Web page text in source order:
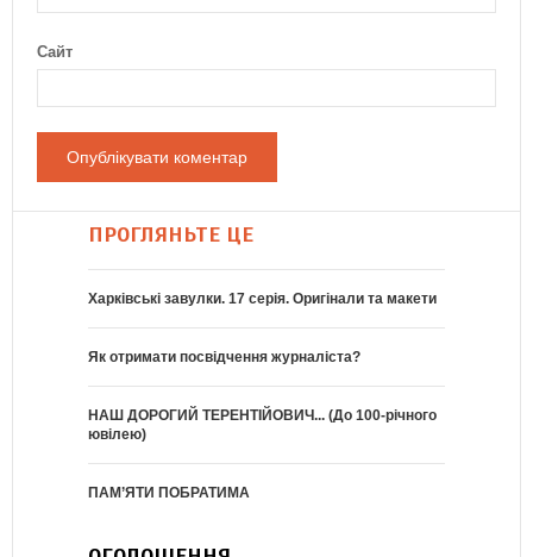
Сайт
ПРОГЛЯНЬТЕ ЦЕ
Харківські завулки. 17 серія. Оригінали та макети
Як отримати посвідчення журналіста?
НАШ ДОРОГИЙ ТЕРЕНТІЙОВИЧ... (До 100-річного
ювілею)
ПАМ’ЯТИ ПОБРАТИМА